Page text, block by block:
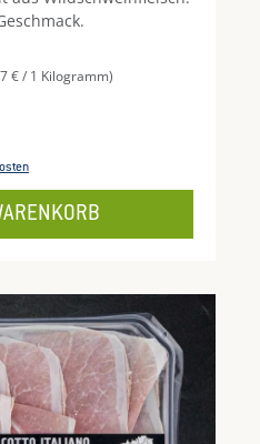
€ / 1 Kilogramm)